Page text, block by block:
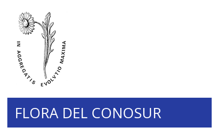
FLORA DEL CONOSUR